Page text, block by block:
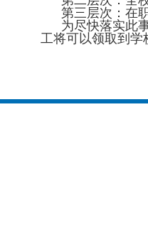
第三层次：在
为尽快落实此
工将可以领取到学